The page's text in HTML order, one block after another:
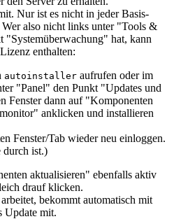
Nur ist es nicht in jeder Basis-
also nicht links unter "Tools &
"Systemüberwachung" hat, kann
enthalten:
autoinstaller aufrufen oder im
"Panel" den Punkt "Updates und
Fenster dann auf "Komponenten
anklicken und installieren
Fenster/Tab wieder neu einloggen.
durch ist.)
aktualisieren" ebenfalls aktiv
drauf klicken.
arbeitet, bekommt automatisch mit
Update mit.